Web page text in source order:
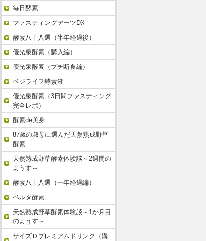
毎日酵素
ファスティングデーツDX
酵素八十八選（半年経過後）
優光泉酵素（購入編）
優光泉酵素（プチ断食編）
ベジライフ酵素液
優光泉酵素（3日間ファスティング
完全レポ）
酵素de美身
87歳の叔母に選んだ天然熟成野草
酵素
天然熟成野草酵素体験談～2週間の
ようす～
酵素八十八選（一年経過編）
ベルタ酵素
天然熟成野草酵素体験談～1か月目
のようす～
サイズＤプレミアムドリンク（購